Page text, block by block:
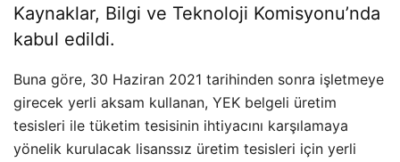
Kaynaklar, Bilgi ve Teknoloji Komisyonu’nda
kabul edildi.
Buna göre, 30 Haziran 2021 tarihinden sonra işletmeye
girecek yerli aksam kullanan, YEK belgeli üretim
tesisleri ile tüketim tesisinin ihtiyacını karşılamaya
yönelik kurulacak lisanssız üretim tesisleri için yerli